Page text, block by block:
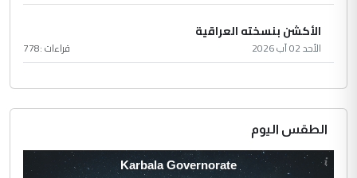
الأكشن بنسخته العراقية
الأحد 02 آب 2026 قراءات :778
الطقس اليوم
Karbala Governorate